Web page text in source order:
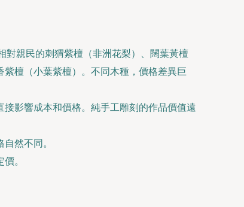
對親民的刺猬紫檀（非洲花梨）、闊葉黃檀
檀（小葉紫檀）。不同木種，價格差異巨
影響成本和價格。純手工雕刻的作品價值遠
然不同。
。